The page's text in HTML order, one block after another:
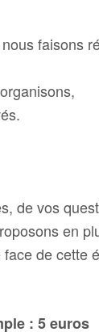
faisons
de vos
en
de cette
: 5 euros